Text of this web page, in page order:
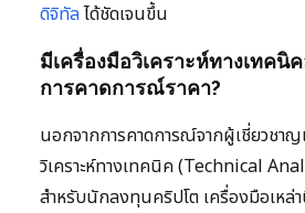
ดิจิทัลได้ชัดเจนขึ้น
มีเครื่องมือวิเคราะห์ทางเทคนิ
การคาดการณ์ราคา?
นอกจากการคาดการณ์จากผู้เชี่ยวชาญ
วิเคราะห์ทางเทคนิค (Technical
สำหรับนักลงทุนคริปโต เครื่องมือเหล่